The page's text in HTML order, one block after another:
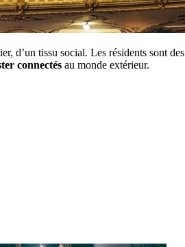
d’un tissu social. Les résidents sont des
connectés au monde extérieur.